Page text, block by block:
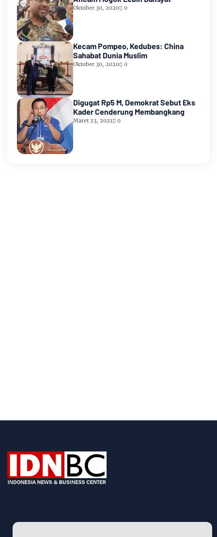
Oktober 30, 2020 0
Kecam Pompeo, Kedubes: China
Sahabat Dunia Muslim
Oktober 30, 2020 0
Digugat Rp5 M, Demokrat Sebut Eks
Kader Cenderung Membangkang
Maret 23, 2021 0